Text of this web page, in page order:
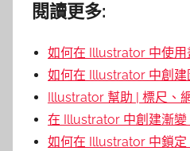
閱讀更多:
如何在 Illustrator 中使用
如何在 Illustrator 中創建
Illustrator 幫助 | 標尺、
在 Illustrator 中創建漸變
如何在 Illustrator 中鎖定